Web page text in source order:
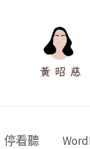
停看聽